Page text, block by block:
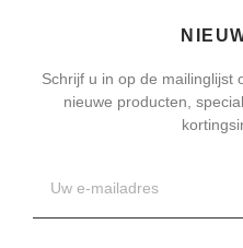
Schrijf u in op de mailinglijst
nieuwe producten,